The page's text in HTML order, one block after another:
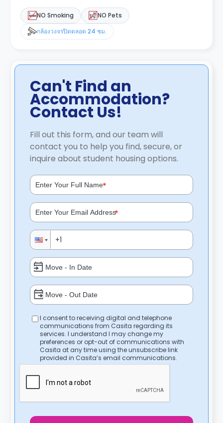
NO Smoking
NO Pets
กล้องวงจรปิดตลอด 24 ชม.
Can't Find an
Accommodation?
Contact Us!
Fill out this form, and our team will
contact you to help you find, secure, or
inquire about student housing options.
*
*
I consent to receiving digital and telephone
communications from Casita regarding its
services. I understand I may change my
preferences or opt-out of communications with
Casita at any time using the unsubscribe link
provided in Casita’s email communications.